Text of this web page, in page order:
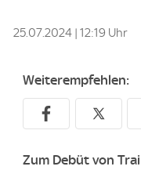
25.07.2024 | 12:19 Uhr
Weiterempfehlen:
Zum Debüt von